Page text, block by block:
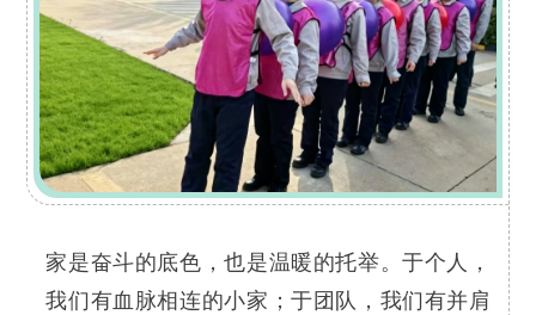
家是奋斗的底色，也是温暖的托举。于个人，
我们有血脉相连的小家；于团队，我们有并肩